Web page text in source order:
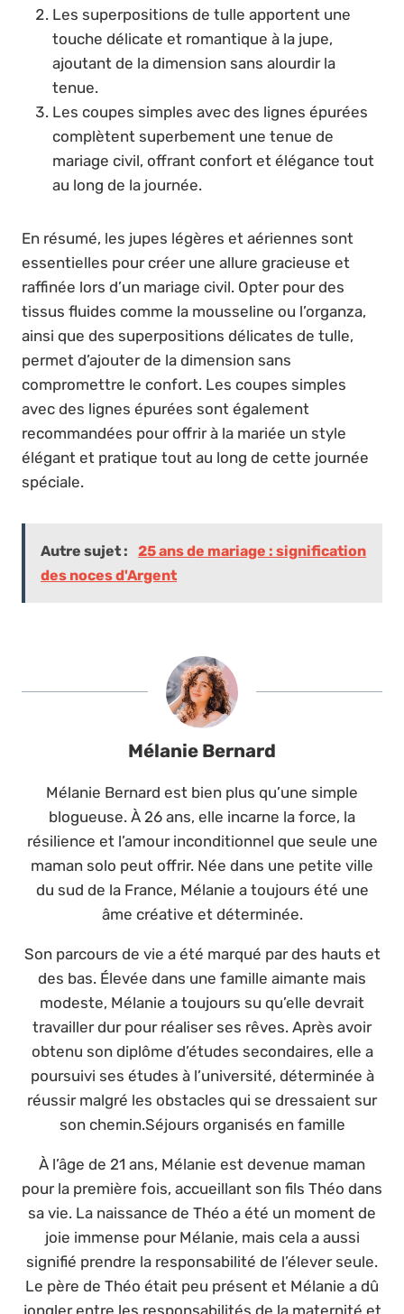
Les superpositions de tulle apportent une
touche délicate et romantique à la jupe,
ajoutant de la dimension sans alourdir la
tenue.
Les coupes simples avec des lignes épurées
complètent superbement une tenue de
mariage civil, offrant confort et élégance tout
au long de la journée.
En résumé, les jupes légères et aériennes sont
essentielles pour créer une allure gracieuse et
raffinée lors d’un mariage civil. Opter pour des
tissus fluides comme la mousseline ou l’organza,
ainsi que des superpositions délicates de tulle,
permet d’ajouter de la dimension sans
compromettre le confort. Les coupes simples
avec des lignes épurées sont également
recommandées pour offrir à la mariée un style
élégant et pratique tout au long de cette journée
spéciale.
Autre sujet :
25 ans de mariage : signification
des noces d'Argent
Mélanie Bernard
Mélanie Bernard est bien plus qu’une simple
blogueuse. À 26 ans, elle incarne la force, la
résilience et l’amour inconditionnel que seule une
maman solo peut offrir. Née dans une petite ville
du sud de la France, Mélanie a toujours été une
âme créative et déterminée.
Son parcours de vie a été marqué par des hauts et
des bas. Élevée dans une famille aimante mais
modeste, Mélanie a toujours su qu’elle devrait
travailler dur pour réaliser ses rêves. Après avoir
obtenu son diplôme d’études secondaires, elle a
poursuivi ses études à l’université, déterminée à
réussir malgré les obstacles qui se dressaient sur
son chemin.Séjours organisés en famille
À l’âge de 21 ans, Mélanie est devenue maman
pour la première fois, accueillant son fils Théo dans
sa vie. La naissance de Théo a été un moment de
joie immense pour Mélanie, mais cela a aussi
signifié prendre la responsabilité de l’élever seule.
Le père de Théo était peu présent et Mélanie a dû
jongler entre les responsabilités de la maternité et